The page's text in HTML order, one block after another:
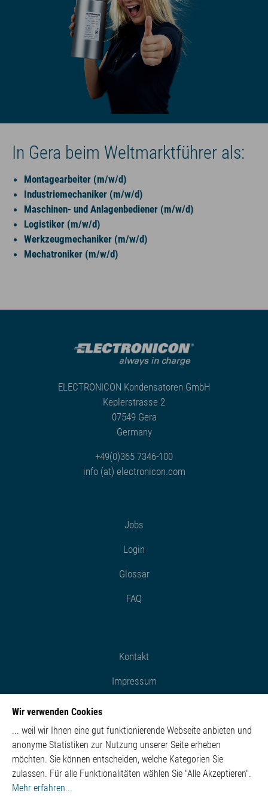
In Gera beim Weltmarktführer als:
Montagearbeiter (m/w/d)
Industriemechaniker (m/w/d)
Maschinen- und Anlagenbediener (m/w/d)
Logistiker (m/w/d)
Werkzeugmechaniker (m/w/d)
Mechatroniker (m/w/d)
ELECTRONICON Kondensatoren GmbH
Keplerstrasse 2
07549 Gera
Germany
+49(0)365 7346-100
info (at) electronicon.com
Jobs
Login
Glossar
FAQ
Kontakt
Impressum
Cookie-Einstellungen
Wir verwenden Cookies
... weil wir Ihnen eine gut funktionierende Webseite anbieten und
anonyme Statistiken zur Nutzung unserer Seite erheben
möchten. Sie können entscheiden, welche Kategorien Sie
zulassen. Für alle Funktionalitäten wählen Sie "Alle Akzeptieren".
Mehr erfahren...